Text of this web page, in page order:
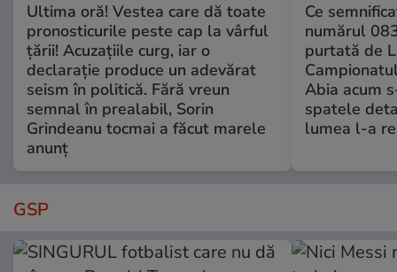
Ultima oră! Vestea care dă toate
pronosticurile peste cap la vârful
țării! Acuzațiile curg, iar o
declarație produce un adevărat
seism în politică. Fără vreun
semnal în prealabil, Sorin
Grindeanu tocmai a făcut marele
anunț
Ce
numărul
purtată de
Abia acum
spatele
lumea l-a
GSP